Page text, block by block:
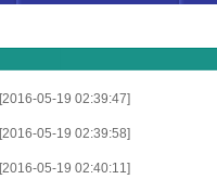
[2016-05-19 02:39:47]
[2016-05-19 02:39:58]
[2016-05-19 02:40:11]